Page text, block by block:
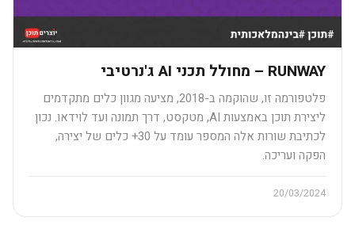
RUNWAY – מחולל תכני AI ג'נרטיבי
פלטפורמה זו, שהוקמה ב-2018, מציעה מגוון כלים מתקדמים
ליצירת תוכן באמצעות AI, מטקסט, דרך תמונה ועד לוידאו. נכון
לכתיבת שורות אלה המספר עומד על 30+ כלים של יצירה,
הפקה ועריכה.
20/03/2024